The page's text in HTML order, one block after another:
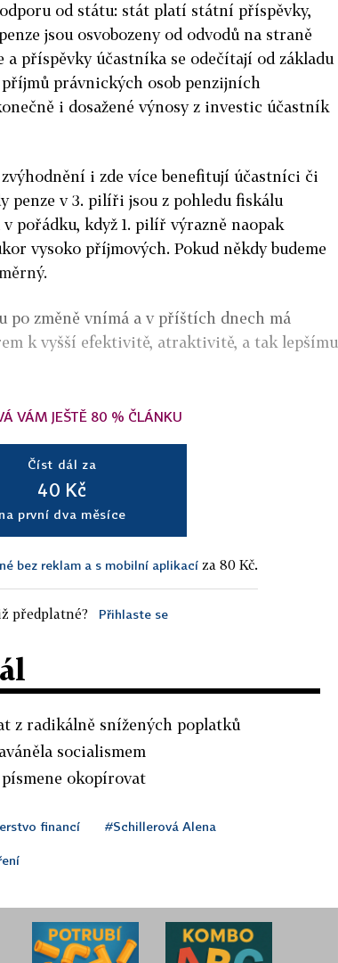
od státu: stát platí státní příspěvky,
jsou osvobozeny od odvodů na straně
a příspěvky účastníka se odečítají od základu
příjmů právnických osob penzijních
i dosažené výnosy z investic účastník
i zde více benefitují účastníci či
penze v 3. pilíři jsou z pohledu fiskálu
pořádku, když 1. pilíř výrazně naopak
vysoko příjmových. Pokud někdy budeme
změně vnímá a v příštích dnech má
k vyšší efektivitě, atraktivitě, a tak lepšímu
VÁM JEŠTĚ 80 % ČLÁNKU
Číst dál za
40 Kč
na první dva měsíce
bez reklam a s mobilní aplikací za 80 Kč.
předplatné? Přihlaste se
z radikálně snížených poplatků
socialismem
okopírovat
financí #Schillerová Alena